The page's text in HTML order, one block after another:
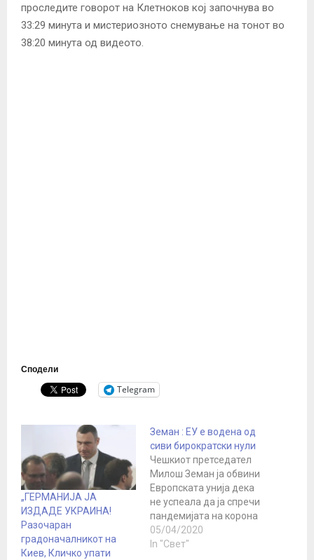
проследите говорот на Клетноков кој започнува во
33:29 минута и мистериозното снемување на тонот во
38:20 минута од видеото.
Сподели
Telegram
„ГЕРМАНИЈА ЈА
ИЗДАДЕ УКРАИНА!
Разочаран
градоначалникот на
Киев, Кличко упати
Земан : ЕУ е водена од
сиви бирократски нули
Чешкиот претседател
Милош Земан ја обвини
Европската унија дека
не успеала да ја спречи
пандемијата на корона
вирус затоа шти на
почетокот критиките од
05/04/2020
In "Свет"